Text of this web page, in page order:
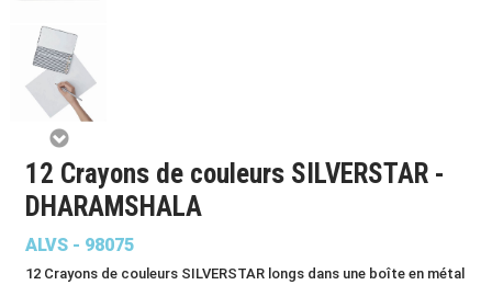
12 Crayons de couleurs SILVERSTAR -
DHARAMSHALA
ALVS - 98075
12 Crayons de couleurs SILVERSTAR longs dans une boîte en métal